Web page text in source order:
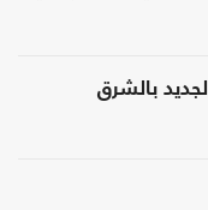
بالشرق